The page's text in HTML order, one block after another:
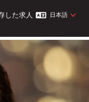
した求人 日本語